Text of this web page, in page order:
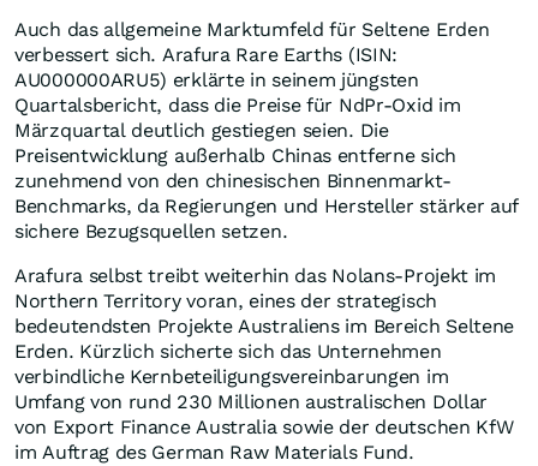
Auch das allgemeine Marktumfeld für Seltene Erden
verbessert sich. Arafura Rare Earths (ISIN:
AU000000ARU5) erklärte in seinem jüngsten
Quartalsbericht, dass die Preise für NdPr-Oxid im
Märzquartal deutlich gestiegen seien. Die
Preisentwicklung außerhalb Chinas entferne sich
zunehmend von den chinesischen Binnenmarkt-
Benchmarks, da Regierungen und Hersteller stärker auf
sichere Bezugsquellen setzen.
Arafura selbst treibt weiterhin das Nolans-Projekt im
Northern Territory voran, eines der strategisch
bedeutendsten Projekte Australiens im Bereich Seltene
Erden. Kürzlich sicherte sich das Unternehmen
verbindliche Kernbeteiligungsvereinbarungen im
Umfang von rund 230 Millionen australischen Dollar
von Export Finance Australia sowie der deutschen KfW
im Auftrag des German Raw Materials Fund.